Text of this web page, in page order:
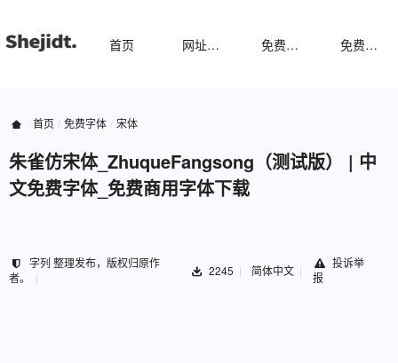
首页 网址导航 免费样机 免费字体
首页 免费字体 宋体
朱雀仿宋体_ZhuqueFangsong（测试版） | 中
文免费字体_免费商用字体下载
字列 整理发布，版权归原作
者。
2245 简体中文
投诉举
报